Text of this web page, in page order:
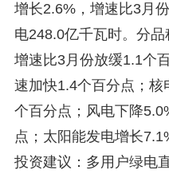
增长2.6%，增速比3月
电248.0亿千瓦时。分品
增速比3月份放缓1.1个
速加快1.4个百分点；
个百分点；风电下降
点；太阳能发电增长
投资建议：多用户绿电